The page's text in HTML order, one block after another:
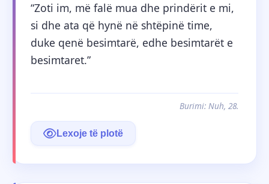
“Zoti im, më falë mua dhe prindërit e mi,
si dhe ata që hynë në shtëpinë time,
duke qenë besimtarë, edhe besimtarët e
besimtaret.”
Burimi: Nuh, 28.
Lexoje të plotë